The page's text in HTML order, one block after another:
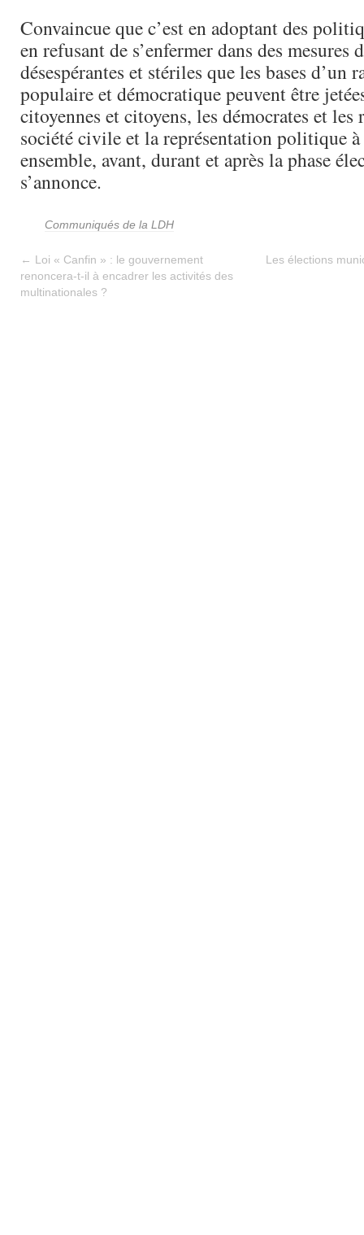
Convaincue que c’est en adoptant des
en refusant de s’enfermer dans des mesures
désespérantes et stériles que les bases d’un
populaire et démocratique peuvent être
citoyennes et citoyens, les démocrates et
société civile et la représentation politique à
ensemble, avant, durant et après la phase
s’annonce.
Communiqués de la LDH
← Loi « Canfin » : le gouvernement
renoncera-t-il à encadrer les activités des
multinationales ?
Les élections